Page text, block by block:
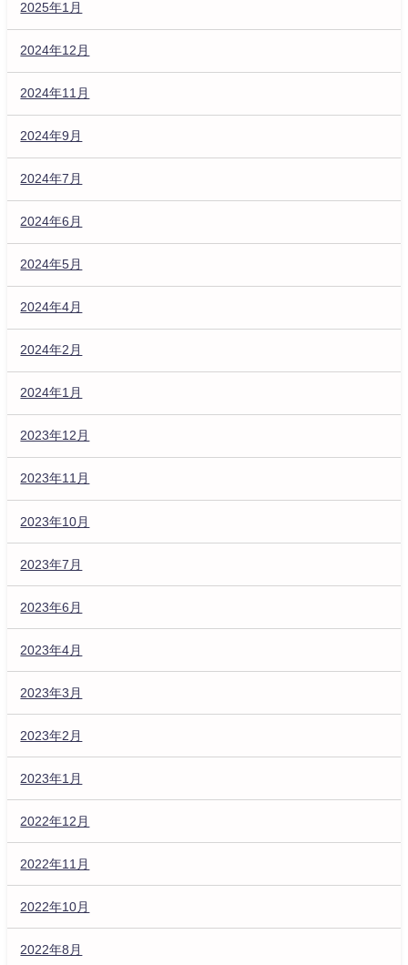
2025年1月
2024年12月
2024年11月
2024年9月
2024年7月
2024年6月
2024年5月
2024年4月
2024年2月
2024年1月
2023年12月
2023年11月
2023年10月
2023年7月
2023年6月
2023年4月
2023年3月
2023年2月
2023年1月
2022年12月
2022年11月
2022年10月
2022年8月